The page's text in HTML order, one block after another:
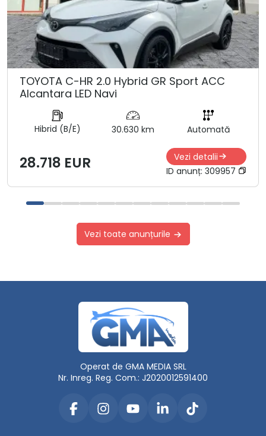
TOYOTA C-HR 2.0 Hybrid GR Sport ACC
Alcantara LED Navi
Hibrid (B/E) 30.630 km Automată
28.718 EUR
Vezi detalii
ID anunț: 309957
Vezi toate anunțurile
Operat de GMA MEDIA SRL
Nr. Inreg. Reg. Com.: J2020012591400